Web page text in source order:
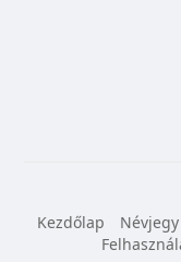
Kezdőlap
Névjegy